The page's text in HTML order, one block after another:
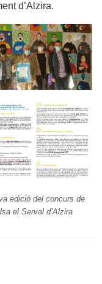
d’Alzira.
edició del concurs de
el Serval d’Alzira